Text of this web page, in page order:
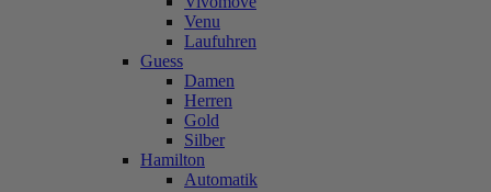
Venu
Laufuhren
Guess
Damen
Herren
Gold
Silber
Hamilton
Automatik